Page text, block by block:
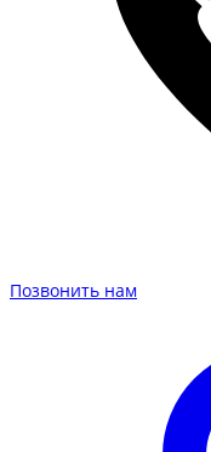
Позвонить нам